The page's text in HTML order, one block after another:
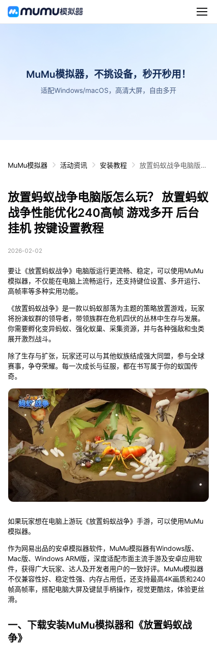
MuMu模拟器，不挑设备，秒开秒用！
适配Windows/macOS，高清大屏，自由多开
MuMu模拟器 活动资讯 安装教程
放置蚂蚁战争电脑版怎
开 后台挂机 按键设置
教程
放置蚂蚁战争电脑版怎么玩？ 放置蚂蚁
战争性能优化240高帧 游戏多开 后台
挂机 按键设置教程
2026-02-02
要让《放置蚂蚁战争》电脑版运行更流畅、稳定，可以使用MuMu
模拟器，不仅能在电脑上流畅运行，还支持键位设置、多开运行、
高帧率等多种实用功能。
《放置蚂蚁战争》是一款以蚂蚁部落为主题的策略放置游戏，玩家
将扮演蚁群的领导者，带领族群在危机四伏的丛林中生存与发展。
你需要孵化变异蚂蚁、强化蚁巢、采集资源，并与各种强敌和虫类
展开激烈战斗。
除了生存与扩张，玩家还可以与其他蚁族结成强大同盟，参与全球
赛事，争夺荣耀。每一次成长与征服，都在书写属于你的蚁国传
奇。
如果玩家想在电脑上游玩《放置蚂蚁战争》手游，可以使用MuMu
模拟器。
作为网易出品的安卓模拟器软件，MuMu模拟器有Windows版、
Mac版、Windows ARM版，深度适配市面主流手游及安卓应用软
件，获得广大玩家、达人及开发者用户的一致好评。MuMu模拟器
不仅兼容性好、稳定性强、内存占用低，还支持最高4K画质和240
帧高帧率，搭配电脑大屏及键鼠手柄操作，视觉更酷炫，体验更丝
滑。
一、下载安装MuMu模拟器和《放置蚂蚁战
争》